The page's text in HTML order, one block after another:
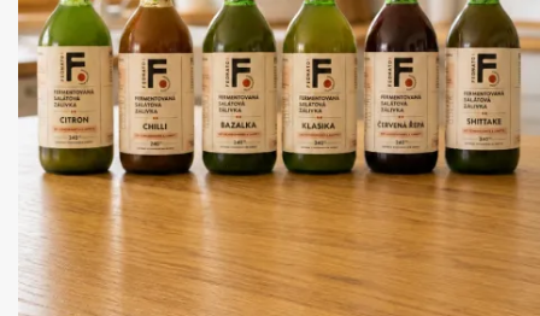
Jedeme na sušenkách (cookies). Uděláte mi radost, když je
Doporučuju je pokapat Chilli Crunchem. Pokud chcete opravdu
čtením o čem to je mrknětezde
Nastavení
Jen nezbytné Souhlasím